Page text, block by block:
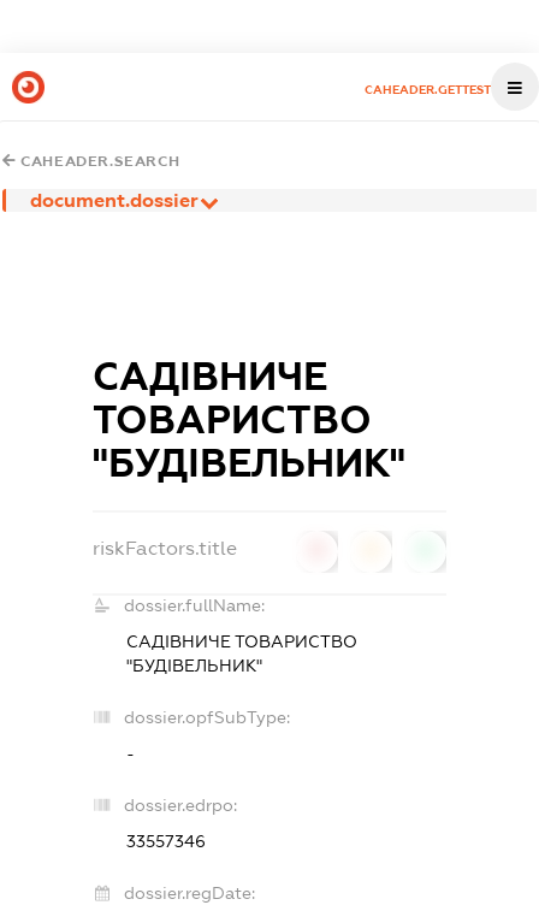
CAHEADER.GETTEST
CAHEADER.SEARCH
document.dossier
САДІВНИЧЕ
ТОВАРИСТВО
"БУДІВЕЛЬНИК"
riskFactors.title
dossier.fullName:
САДІВНИЧЕ ТОВАРИСТВО
"БУДІВЕЛЬНИК"
dossier.opfSubType:
-
dossier.edrpo:
33557346
dossier.regDate: